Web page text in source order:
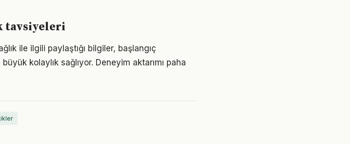
tavsiyeleri
ile ilgili paylaştığı bilgiler, başlangıç
kolaylık sağlıyor. Deneyim aktarımı paha